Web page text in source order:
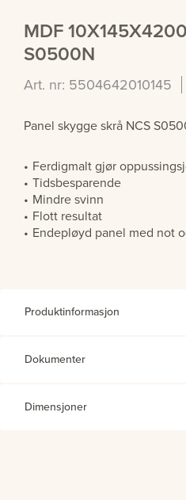
MDF
S0500N
Art. nr: 5504642010145
Panel skygge skrå NCS
Ferdigmalt gjør
Tidsbesparende
Mindre svinn
Flott resultat
Endepløyd panel med not
Produktinformasjon
Dokumenter
Dimensjoner